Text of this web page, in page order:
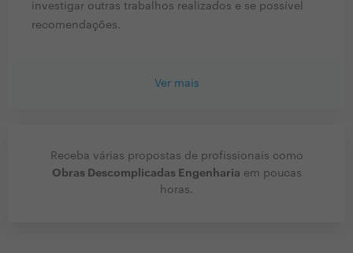
investigar outras trabalhos realizados e se possível
recomendações.
Ver mais
Receba várias propostas de profissionais como
Obras Descomplicadas Engenharia em poucas
horas.